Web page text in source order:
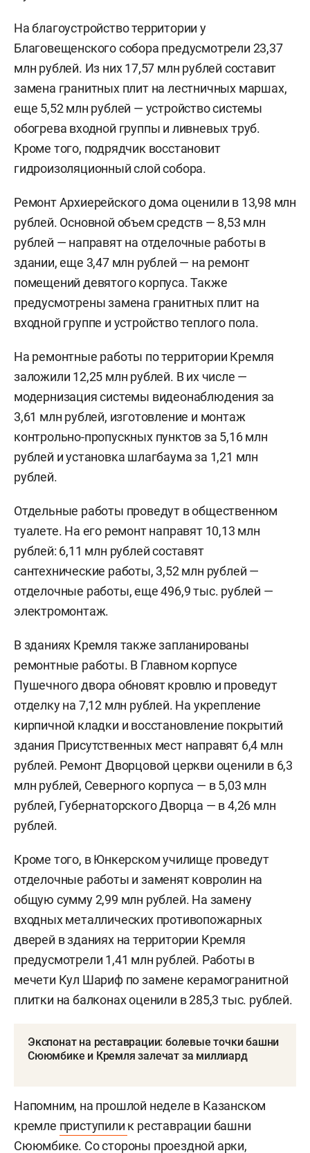
В частности, 19,98 млн рублей предусмотрели на
замену гранитных плит на лестничных маршах
мечети Кул Шариф в три этапа. Еще 27,13 млн
рублей направят на замену покрытий и
водоотведение вдоль здания Присутственных
мест. Работы на лестничных спусках к
Тайницкой и Воскресенской башням, у Манежа и
На благоустройство территории у
Благовещенского собора предусмотрели 23,37
млн рублей. Из них 17,57 млн рублей составит
замена гранитных плит на лестничных маршах,
еще 5,52 млн рублей — устройство системы
обогрева входной группы и ливневых труб.
гидроизоляционный слой собора.
Ремонт Архиерейского дома оценили в 13,98 млн
рублей. Основной объем средств — 8,53 млн
рублей — направят на отделочные работы в
здании, еще 3,47 млн рублей — на ремонт
помещений девятого корпуса. Также
входной группе и устройство теплого пола.
На ремонтные работы по территории Кремля
заложили 12,25 млн рублей. В их числе —
модернизация системы видеонаблюдения за
3,61 млн рублей, изготовление и монтаж
рублей и установка шлагбаума за 1,21 млн
рублей.
Отдельные работы проведут в общественном
туалете. На его ремонт направят 10,13 млн
рублей: 6,11 млн рублей составят
сантехнические работы, 3,52 млн рублей —
отделочные работы, еще 496,9 тыс. рублей —
электромонтаж.
В зданиях Кремля также запланированы
ремонтные работы. В Главном корпусе
Пушечного двора обновят кровлю и проведут
отделку на 7,12 млн рублей. На укрепление
кирпичной кладки и восстановление покрытий
здания Присутственных мест направят 6,4 млн
рублей. Ремонт Дворцовой церкви оценили в 6,3
млн рублей, Северного корпуса — в 5,03 млн
рублей, Губернаторского Дворца — в 4,26 млн
Кроме того, в Юнкерском училище проведут
входных металлических противопожарных
дверей в зданиях на территории Кремля